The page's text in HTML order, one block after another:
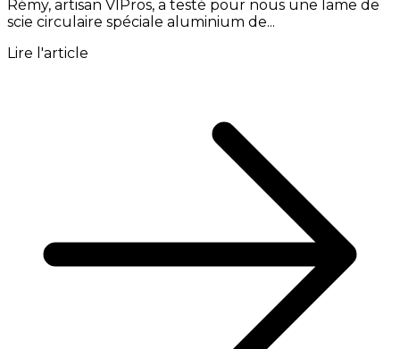
Rémy, artisan VIPros, a testé pour nous une lame de
scie circulaire spéciale aluminium de...
Lire l'article